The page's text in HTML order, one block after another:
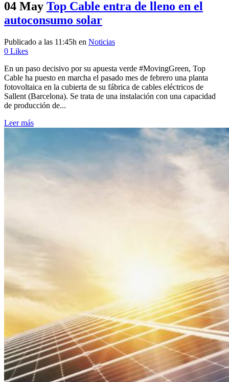
04 May Top Cable entra de lleno en el
autoconsumo solar
Publicado a las 11:45h en Noticias
0 Likes
En un paso decisivo por su apuesta verde #MovingGreen, Top
Cable ha puesto en marcha el pasado mes de febrero una planta
fotovoltaica en la cubierta de su fábrica de cables eléctricos de
Sallent (Barcelona). Se trata de una instalación con una capacidad
de producción de...
Leer más